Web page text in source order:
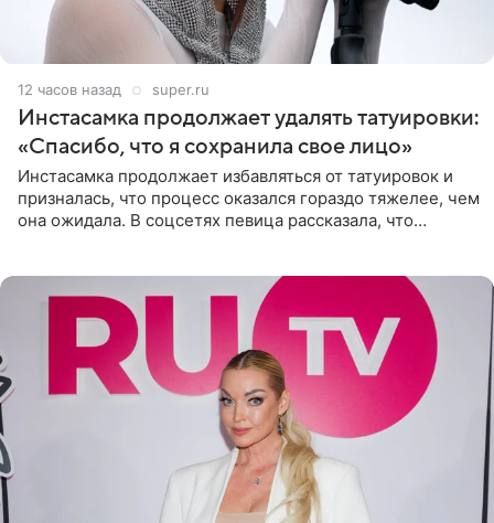
12 часов назад super.ru
Инстасамка продолжает удалять татуировки:
«Спасибо, что я сохранила свое лицо»
Инстасамка продолжает избавляться от татуировок и
призналась, что процесс оказался гораздо тяжелее, чем
она ожидала. В соцсетях певица рассказала, что